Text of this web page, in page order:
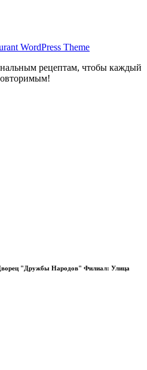
рецептам, чтобы каждый
"Дружбы Народов" Филиал: Улица